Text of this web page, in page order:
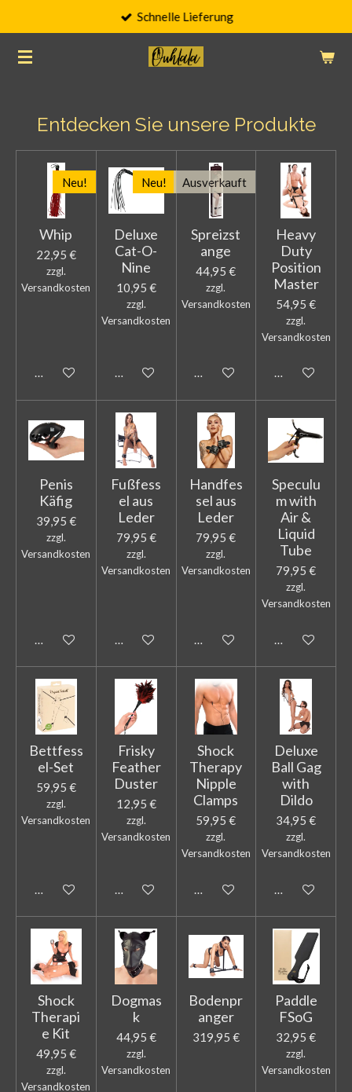
springen
Schnelle Lieferung
Entdecken Sie unsere Produkte
Neu!
Whip
22,95 €
zzgl.
Versandkosten
In den Warenkorb
Neu!
Deluxe
Cat-O-
Nine
10,95 €
zzgl.
Versandkosten
In den Warenkorb
Ausverkauft
Spreizst
ange
44,95 €
zzgl.
Versandkosten
Bei Verfügbarkeit
Heavy
Duty
Position
Master
54,95 €
zzgl.
Versandkosten
In den
Penis
Käfig
39,95 €
zzgl.
Versandkosten
In den Warenkorb
Fußfess
el aus
Leder
79,95 €
zzgl.
Versandkosten
In den Warenkorb
Handfes
sel aus
Leder
79,95 €
zzgl.
Versandkosten
In den Warenkorb
Speculu
m with
Air &
Liquid
Tube
79,95 €
zzgl.
Versandkosten
In den
Bettfess
el-Set
59,95 €
zzgl.
Versandkosten
In den Warenkorb
Frisky
Feather
Duster
12,95 €
zzgl.
Versandkosten
In den Warenkorb
Shock
Therapy
Nipple
Clamps
59,95 €
zzgl.
Versandkosten
In den Warenkorb
Deluxe
Ball Gag
with
Dildo
34,95 €
zzgl.
Versandkosten
In den
Shock
Therapi
e Kit
49,95 €
zzgl.
Versandkosten
Dogmas
k
44,95 €
zzgl.
Versandkosten
Bodenpr
anger
319,95 €
Paddle
FSoG
32,95 €
zzgl.
Versandkosten